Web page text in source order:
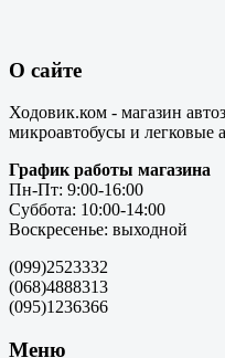
О сайте
Ходовик.ком - магазин
микроавтобусы и легковые
График работы магазина
Пн-Пт: 9:00-16:00
Суббота: 10:00-14:00
Воскресенье: выходной
(099)2523332
(068)4888313
(095)1236366
Меню